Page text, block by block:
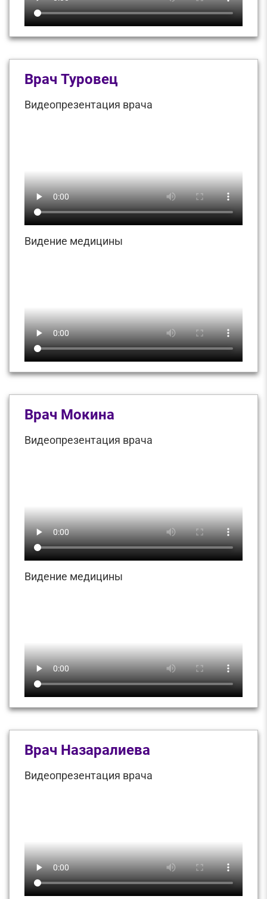
Врач Туровец
Видеопрезентация врача
Видение медицины
Врач Мокина
Видеопрезентация врача
Видение медицины
Врач Назаралиева
Видеопрезентация врача